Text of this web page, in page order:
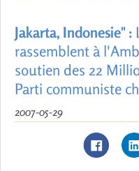
Jakarta, Indonesie" :
rassemblent à
soutien des 22
Parti communiste
2007-05-29